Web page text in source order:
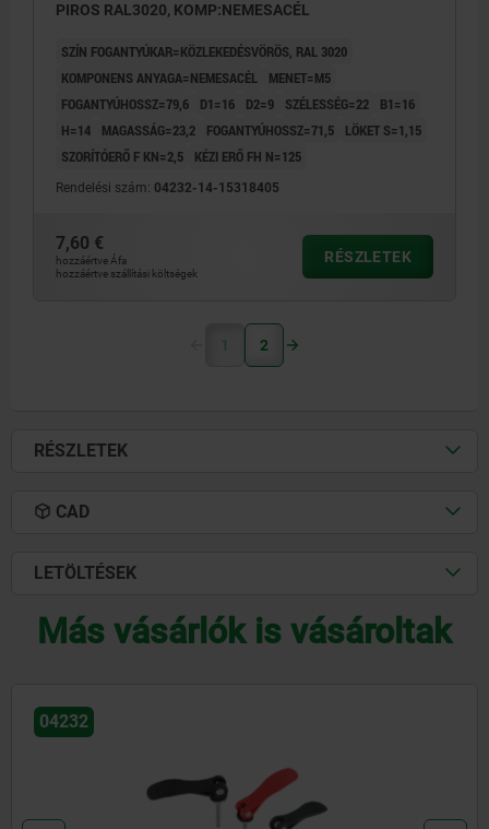
PIROS RAL3020, KOMP:NEMESACÉL
SZÍN FOGANTYÚKAR=KÖZLEKEDÉSVÖRÖS, RAL 3020
KOMPONENS ANYAGA=NEMESACÉL
MENET=M5
FOGANTYÚHOSSZ=79,6
D1=16 D2=9 SZÉLESSÉG=22
B1=16
H=14
MAGASSÁG=23,2 FOGANTYÚHOSSZ=71,5
LÖKET S=1,15
SZORÍTÓERŐ F KN=2,5
KÉZI ERŐ FH N=125
Rendelési szám: 04232-14-15318405
7,60 €
hozzáértve Áfa
hozzáértve szállítási költségek
RÉSZLETEK
1 2
RÉSZLETEK
CAD
LETÖLTÉSEK
Más vásárlók is vásároltak
04232